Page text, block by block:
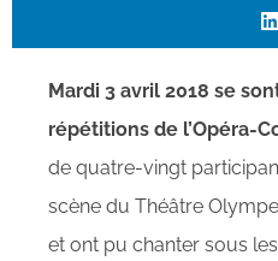
Mardi 3 avril 2018 se
répétitions de l’Opéra-
de quatre-vingt
scène du Théâtre
et ont pu chanter sous